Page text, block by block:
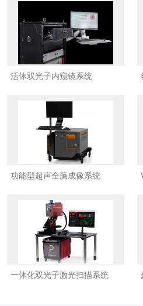
活体双光子内窥镜系统
功能型超声全脑成像系统
一体化双光子激光扫描系统